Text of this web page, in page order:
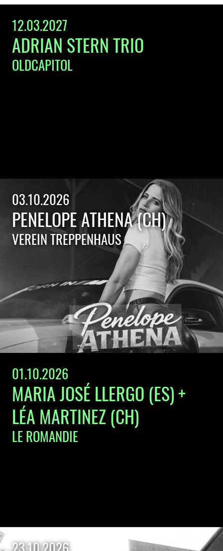
12.03.2027
ADRIAN STERN TRIO
OLDCAPITOL
03.10.2026
PENELOPE ATHENA (CH)
VEREIN TREPPENHAUS
01.10.2026
MARIA JOSÉ LLERGO (ES) +
LÉA MARTINEZ (CH)
LE ROMANDIE